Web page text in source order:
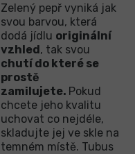
Zelený pepř vyniká jak
svou barvou, která
dodá jídlu originální
vzhled, tak svou
chutí do které se
prostě
zamilujete. Pokud
chcete jeho kvalitu
uchovat co nejdéle,
skladujte jej ve skle na
temném místě. Tubus